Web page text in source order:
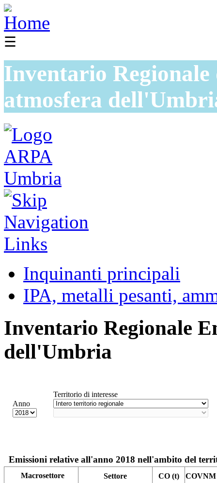
☰
Inventario
atmosfera
Inquinanti principali
IPA, metalli pesanti,
Inventario Regionale
dell'Umbria
Anno
Territorio di interesse
Emissioni relative all'anno 2018 nell'ambito del
Macrosettore Settore CO (t)
COVNM